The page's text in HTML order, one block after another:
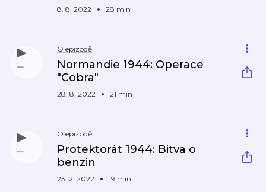
8. 8. 2022 28 min
O epizodě
Normandie 1944: Operace
"Cobra"
28. 8. 2022 21 min
O epizodě
Protektorát 1944: Bitva o
benzin
23. 2. 2022 19 min